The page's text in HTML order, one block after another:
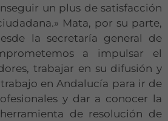
un plus de satisfacción
Mata, por su parte,
la secretaría general de
a impulsar el
trabajar en su difusión y
en Andalucía para ir de
y dar a conocer la
de resolución de